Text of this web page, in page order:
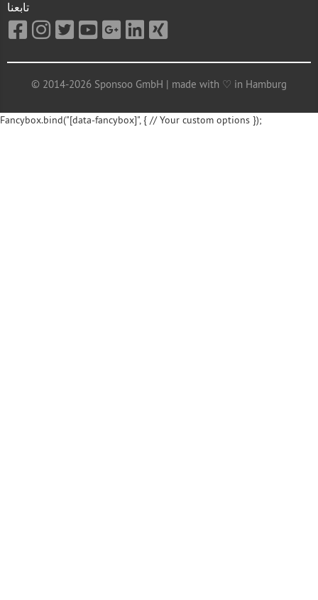
تابعنا
© 2014-2026 Sponsoo GmbH | made with ♡ in Hamburg
Fancybox.bind("[data-fancybox]", { // Your custom options });